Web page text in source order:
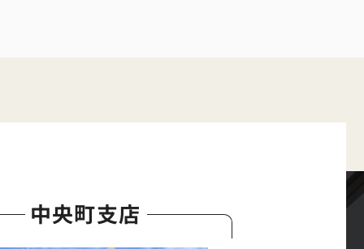
中央町支店